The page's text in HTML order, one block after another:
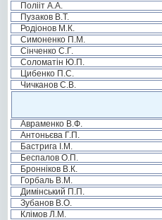
Полііт А.А.
Пузаков В.Т.
Родіонов М.К.
Симоненко П.М.
Сінченко С.Г.
Соломатін Ю.П.
Цибенко П.С.
Чичканов С.В.
Авраменко В.Ф.
Антоньєва Г.П.
Бастрига І.М.
Беспалов О.П.
Бронніков В.К.
Горбаль В.М.
Димінський П.П.
Зубанов В.О.
Клімов Л.М.